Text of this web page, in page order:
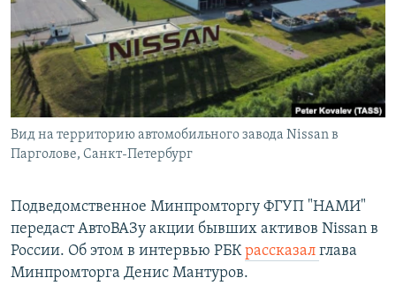
РАСПИСАНИЕ ВЕЩАНИЯ
ПОДПИШИТЕСЬ НА РАССЫЛКУ
СОЦИАЛЬНЫЕ СЕТИ
Все сайты РСЕ/РС
Вид на территорию автомобильного завода Nissan в
Парголове, Санкт-Петербург
Подведомственное Минпромторгу ФГУП "НАМИ"
передаст АвтоВАЗу акции бывших активов Nissan в
России. Об этом в интервью РБКрассказал глава
Минпромторга Денис Мантуров.